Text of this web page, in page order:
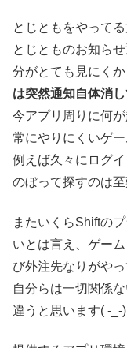
とじともをやって
とじとものお知ら
分がとても見にく
は突然通知自体消
今アプリ周りに何
常にやりにくいゲー
例えば久々にログ
のぼって探すのは至
またいくらShiftの
いとは言え、ゲー
び外注先なりがや
自分らは一切関係
違うと思います( -_-)